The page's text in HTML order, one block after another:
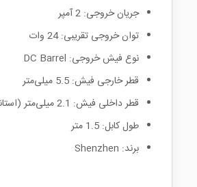
جریان خروجی: 2 آمپر
توان خروجی تقریبی: 24 وات
نوع فیش خروجی: DC Barrel
قطر خارجی فیش: 5.5 میلی‌متر
قطر داخلی فیش: 2.1 میلی‌متر (استاندارد)
طول کابل: 1.5 متر
برند: Shenzhen